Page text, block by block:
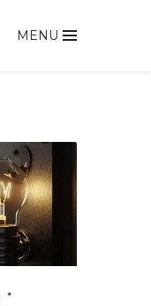
MENU